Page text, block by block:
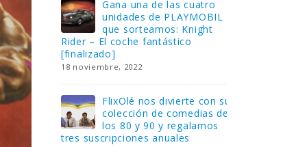
no
a
o
Gana una de las cuatro
unidades de PLAYMOBIL
que sorteamos: Knight
Rider – El coche fantástico
[finalizado]
18 noviembre, 2022
FlixOlé nos divierte con su
colección de comedias de
los 80 y 90 y regalamos
tres suscripciones anuales